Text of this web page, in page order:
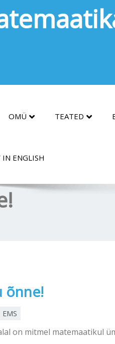
OMÜ TEATED
IN ENGLISH
õnne!
EMS
on mitmel matemaatikul